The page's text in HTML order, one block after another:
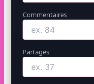
Commentaires
Partages